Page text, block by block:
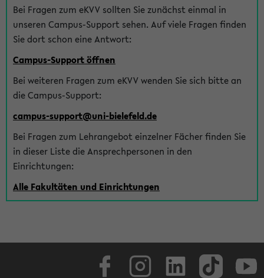
Bei Fragen zum eKVV sollten Sie zunächst einmal in
unseren Campus-Support sehen. Auf viele Fragen finden
Sie dort schon eine Antwort:
Campus-Support öffnen
Bei weiteren Fragen zum eKVV wenden Sie sich bitte an
die Campus-Support:
campus-support@uni-bielefeld.de
Bei Fragen zum Lehrangebot einzelner Fächer finden Sie
in dieser Liste die Ansprechpersonen in den
Einrichtungen:
Alle Fakultäten und Einrichtungen